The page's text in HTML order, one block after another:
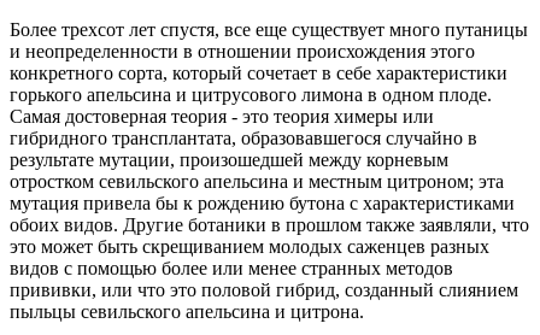
Более трехсот лет спустя, все еще существует много путаницы
и неопределенности в отношении происхождения этого
конкретного сорта, который сочетает в себе характеристики
горького апельсина и цитрусового лимона в одном плоде.
Самая достоверная теория - это теория химеры или
гибридного трансплантата, образовавшегося случайно в
результате мутации, произошедшей между корневым
отростком севильского апельсина и местным цитроном; эта
мутация привела бы к рождению бутона с характеристиками
обоих видов. Другие ботаники в прошлом также заявляли, что
это может быть скрещиванием молодых саженцев разных
видов с помощью более или менее странных методов
прививки, или что это половой гибрид, созданный слиянием
пыльцы севильского апельсина и цитрона.